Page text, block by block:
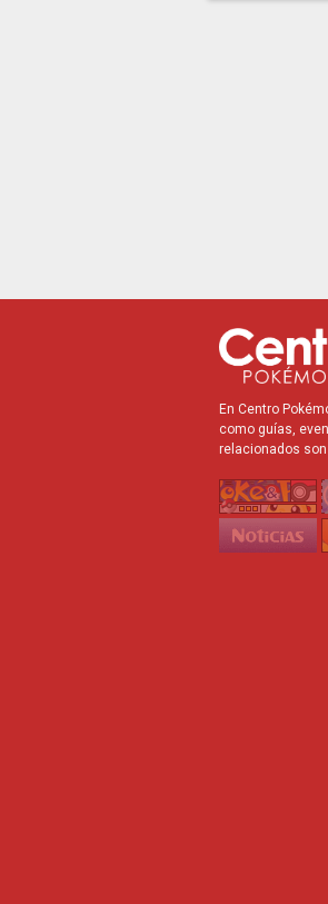
En Centro
como guías,
relacionados son